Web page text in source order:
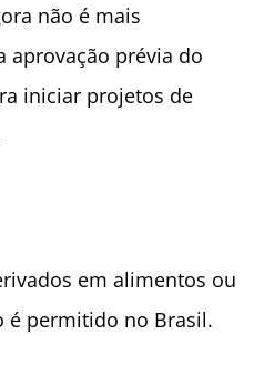
não é mais
aprovação prévia do
iniciar projetos de
em alimentos ou
é permitido no Brasil.